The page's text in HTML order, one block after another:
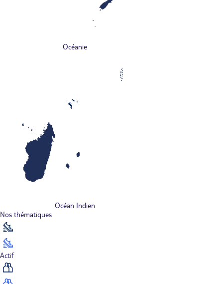
Océanie
Océan Indien
Nos thématiques
Actif